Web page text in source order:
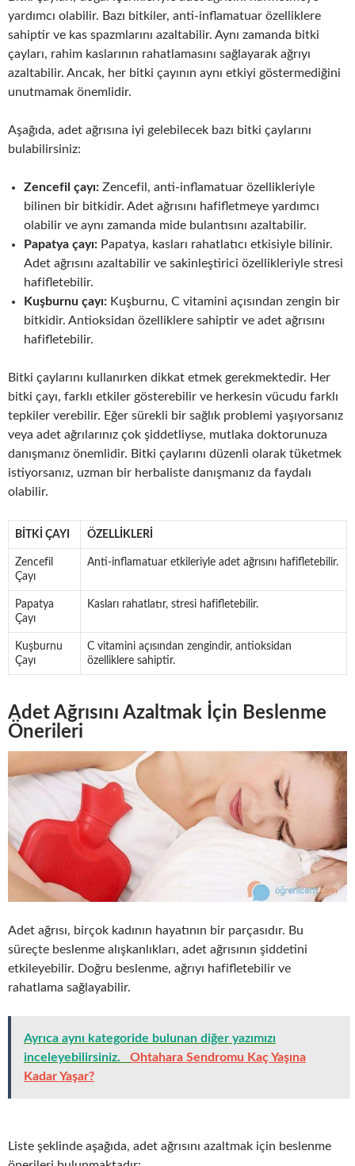
yardımcı olabilir. Bazı bitkiler, anti-inflamatuar özelliklere
sahiptir ve kas spazmlarını azaltabilir. Aynı zamanda bitki
çayları, rahim kaslarının rahatlamasını sağlayarak ağrıyı
azaltabilir. Ancak, her bitki çayının aynı etkiyi göstermediğini
unutmamak önemlidir.
Aşağıda, adet ağrısına iyi gelebilecek bazı bitki çaylarını
bulabilirsiniz:
Zencefil çayı: Zencefil, anti-inflamatuar özellikleriyle
bilinen bir bitkidir. Adet ağrısını hafifletmeye yardımcı
olabilir ve aynı zamanda mide bulantısını azaltabilir.
Papatya çayı: Papatya, kasları rahatlatıcı etkisiyle bilinir.
Adet ağrısını azaltabilir ve sakinleştirici özellikleriyle stresi
hafifletebilir.
Kuşburnu çayı: Kuşburnu, C vitamini açısından zengin bir
bitkidir. Antioksidan özelliklere sahiptir ve adet ağrısını
hafifletebilir.
Bitki çaylarını kullanırken dikkat etmek gerekmektedir. Her
bitki çayı, farklı etkiler gösterebilir ve herkesin vücudu farklı
tepkiler verebilir. Eğer sürekli bir sağlık problemi yaşıyorsanız
veya adet ağrılarınız çok şiddetliyse, mutlaka doktorunuza
danışmanız önemlidir. Bitki çaylarını düzenli olarak tüketmek
istiyorsanız, uzman bir herbaliste danışmanız da faydalı
olabilir.
BITKI ÇAYI ÖZELLIKLERI
Zencefil
Çayı
Anti-inflamatuar etkileriyle adet ağrısını hafifletebilir.
Papatya
Çayı
Kasları rahatlatır, stresi hafifletebilir.
Kuşburnu
Çayı
C vitamini açısından zengindir, antioksidan
özelliklere sahiptir.
Adet Ağrısını Azaltmak İçin Beslenme
Önerileri
Adet ağrısı, birçok kadının hayatının bir parçasıdır. Bu
süreçte beslenme alışkanlıkları, adet ağrısının şiddetini
etkileyebilir. Doğru beslenme, ağrıyı hafifletebilir ve
rahatlama sağlayabilir.
Ayrıca aynı kategoride bulunan diğer yazımızı
inceleyebilirsiniz.
Ohtahara Sendromu Kaç Yaşına
Kadar Yaşar?
Liste şeklinde aşağıda, adet ağrısını azaltmak için beslenme